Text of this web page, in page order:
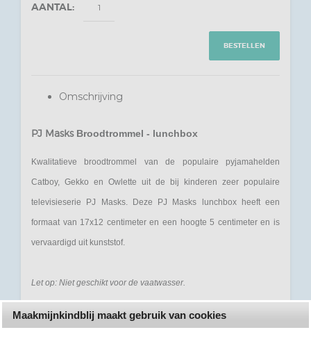
AANTAL:
BESTELLEN
Omschrijving
PJ MasksBroodtrommel - lunchbox
Kwalitatieve broodtrommel van de populaire pyjamahelden
Catboy, Gekko en Owlette uit de bij kinderen zeer populaire
televisieserie PJ Masks. Deze PJ Masks lunchbox heeft een
formaat van 17x12 centimeter en een hoogte 5 centimeter en is
vervaardigd uit kunststof.
Let op: Niet geschikt voor de vaatwasser.
Maakmijnkindblij maakt gebruik van cookies